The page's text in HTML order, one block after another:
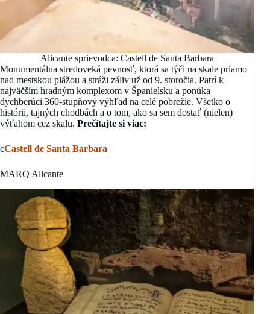
Alicante sprievodca: Castell de Santa Barbara
Monumentálna stredoveká pevnosť, ktorá sa týči na skale priamo
nad mestskou plážou a stráži záliv už od 9. storočia. Patrí k
najväčším hradným komplexom v Španielsku a ponúka
dychberúci 360-stupňový výhľad na celé pobrežie. Všetko o
histórii, tajných chodbách a o tom, ako sa sem dostať (nielen)
výťahom cez skalu. Prečítajte si viac:
cCastell de Santa Barbara
MARQ Alicante